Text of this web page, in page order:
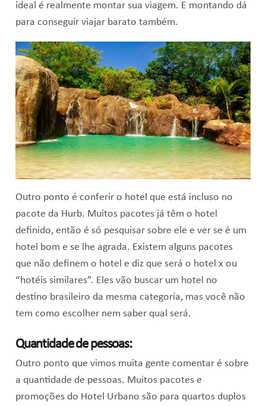
ideal é realmente montar sua viagem. E montando dá
para conseguir viajar barato também.
Outro ponto é conferir o hotel que está incluso no
pacote da Hurb. Muitos pacotes já têm o hotel
definido, então é só pesquisar sobre ele e ver se é um
hotel bom e se lhe agrada. Existem alguns pacotes
que não definem o hotel e diz que será o hotel x ou
“hotéis similares”. Eles vão buscar um hotel no
destino brasileiro da mesma categoria, mas você não
tem como escolher nem saber qual será.
Quantidade de pessoas:
Outro ponto que vimos muita gente comentar é sobre
a quantidade de pessoas. Muitos pacotes e
promoções do Hotel Urbano são para quartos duplos